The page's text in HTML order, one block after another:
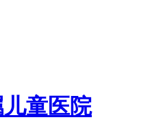
童医院